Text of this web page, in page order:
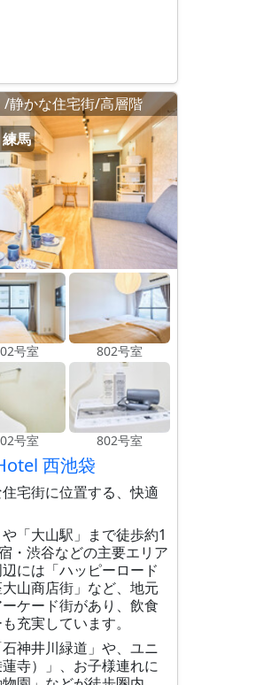
静かな住宅街/高層階
馬
号室 802号室
号室 802号室
西池袋
宅街に位置する、快適
「大山駅」まで徒歩約1
・渋谷などの主要エリア
には「ハッピーロード
山商店街」など、地元
ケード街があり、飲食
充実しています。
神井川緑道」や、ユニ
寺）」、お子様連れに